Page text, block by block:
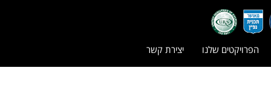
הפרויקטים שלנו יצירת קשר